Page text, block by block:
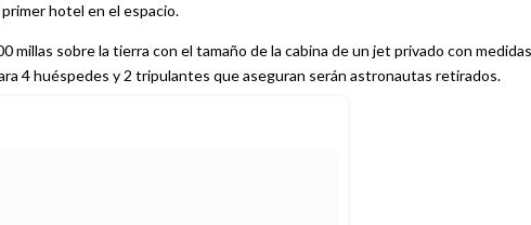
hotel en el espacio.
millas sobre la tierra con el tamaño de la cabina de un jet privado con medidas
4 huéspedes y 2 tripulantes que aseguran serán astronautas retirados.